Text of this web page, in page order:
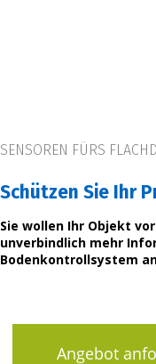
SENSOREN FÜRS
Schützen Sie Ihr
Sie wollen Ihr Objekt
unverbindlich mehr
Bodenkontrollsystem
Angebot